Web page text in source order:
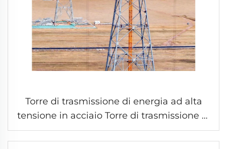
Torre di trasmissione di energia ad alta
tensione in acciaio Torre di trasmissione di
linea di trasmissione di tubo di acciaio